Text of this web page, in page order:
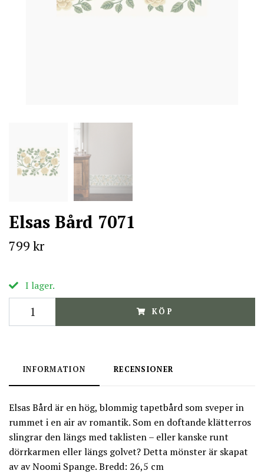
Elsas Bård 7071
799 kr
I lager.
KÖP
INFORMATION RECENSIONER
Elsas Bård är en hög, blommig tapetbård som sveper in
rummet i en air av romantik. Som en doftande klätterros
slingrar den längs med taklisten – eller kanske runt
dörrkarmen eller längs golvet? Detta mönster är skapat
av av Noomi Spange. Bredd: 26,5 cm